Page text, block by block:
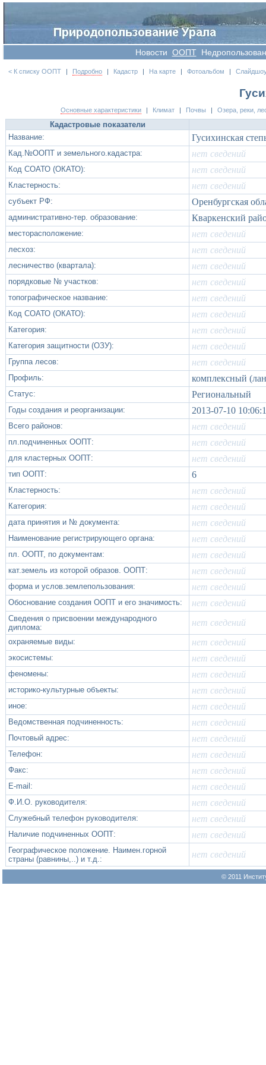
Новости OOПT
< К списку ООПТ | Подробно | Кадастр | На карте | Фотоальбом |
Основные характеристики Климат Почвы Озера, реки,
Кадастровые показатели
Название:
Гусихинская
Кад.№ООПТ и земельного.кадастра: нет сведений
Код СОАТО (ОКАТО): нет сведений
Кластерность: нет сведений
субъект РФ: Оренбургская
административно-тер. образование: Кваркенский
месторасположение: нет сведений
лесхоз: нет сведений
лесничество (квартала): нет сведений
порядковые № участков: нет сведений
топографическое название: нет сведений
Код СОАТО (ОКАТО): нет сведений
Категория: нет сведений
Категория защитности (ОЗУ): нет сведений
Группа лесов: нет сведений
Профиль: комплексный
Статус: Региональный
Годы создания и реорганизации: 2013-07-10
Всего районов: нет сведений
пл.подчиненных ООПТ: нет сведений
для кластерных ООПТ: нет сведений
тип ООПТ: 6
Кластерность: нет сведений
Категория: нет сведений
дата принятия и № документа: нет сведений
Наименование регистрирующего органа: нет сведений
пл. ООПТ, по документам: нет сведений
кат.земель из которой образов. ООПТ: нет сведений
форма и услов.землепользования: нет сведений
Обоснование создания ООПТ и его значимость: нет сведений
Сведения о присвоении международного
диплома:
нет сведений
охраняемые виды: нет сведений
экосистемы: нет сведений
феномены: нет сведений
историко-культурные объекты: нет сведений
иное: нет сведений
Ведомственная подчиненность: нет сведений
Почтовый адрес: нет сведений
Телефон: нет сведений
Факс: нет сведений
Е-mail: нет сведений
Ф.И.О. руководителя: нет сведений
Служебный телефон руководителя: нет сведений
Наличие подчиненных ООПТ: нет сведений
Географическое положение. Наимен.горной
страны (равнины,..) и т.д.:
нет сведений
© 2011